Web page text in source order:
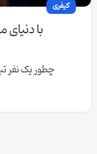
کیفری
با دنیای
چطور یک نفر